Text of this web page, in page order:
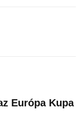
Európa Kupa